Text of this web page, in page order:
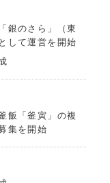
銀のさら」（東
して運営を開始
飯「釜寅」の複
集を開始